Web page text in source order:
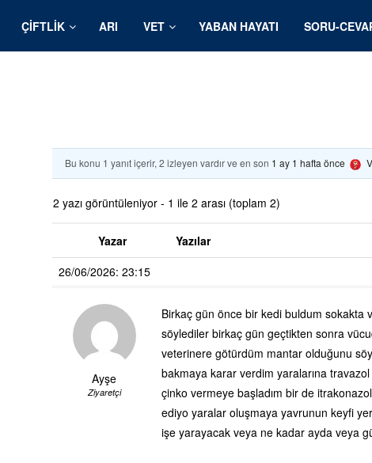
ÇIFTLIK ARI VET YABAN HAYATI SORU-
Bu konu 1 yanıt içerir, 2 izleyen vardır ve en son 1 ay 1 hafta önce
2 yazı görüntüleniyor - 1 ile 2 arası (toplam 2)
Yazar
Yazılar
26/06/2026: 23:15
Ayşe
Ziyaretçi
Birkaç gün önce bir kedi buldum sokakta
söylediler birkaç gün geçtikten sonra
veterinere götürdüm mantar olduğunu
bakmaya karar verdim yaralarına travazol
çinko vermeye başladım bir de
ediyo yaralar oluşmaya yavrunun keyfi
işe yarayacak veya ne kadar ayda veya